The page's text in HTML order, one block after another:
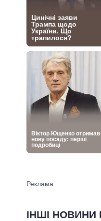
ІНШІ НОВИНИ